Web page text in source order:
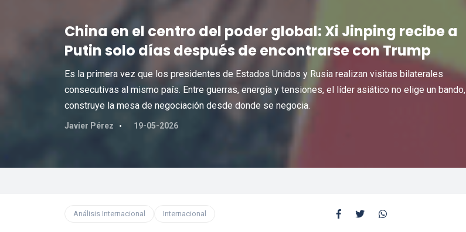
China en el centro del poder global: Xi Jinping recibe a
Putin solo días después de encontrarse con Trump
Es la primera vez que los presidentes de Estados Unidos y Rusia realizan visitas bilaterales
consecutivas al mismo país. Entre guerras, energía y tensiones, el líder asiático no elige un bando,
construye la mesa de negociación desde donde se negocia.
Javier Pérez 19-05-2026
Análisis Internacional Internacional